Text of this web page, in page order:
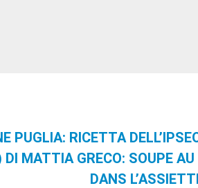
PUGLIA: RICETTA
MATTIA GRECO: SOUPE
DANS